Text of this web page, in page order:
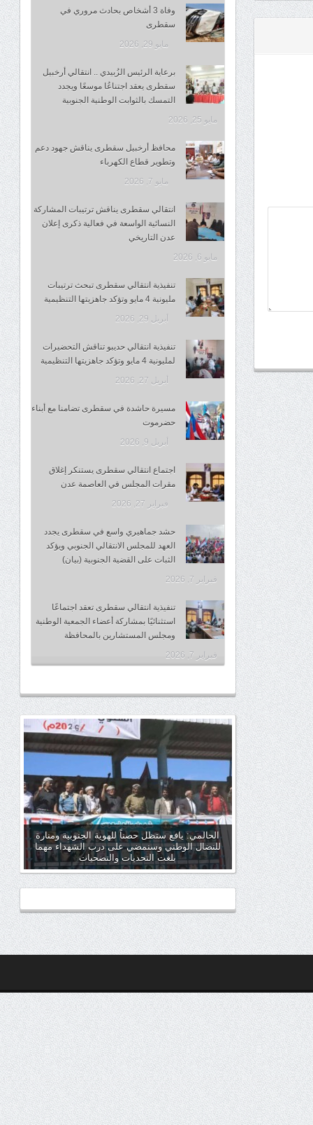
وفاة 3 أشخاص بحادث مروري في
سقطرى
مايو 29, 2026
برعاية الرئيس الزُبيدي .. انتقالي أرخبيل
سقطرى يعقد اجتناعُا موسعًا ويجدد
التمسك بالثوابت الوطنية الجنوبية
مايو 25, 2026
محافظ أرخبيل سقطرى يناقش جهود دعم
وتطوير قطاع الكهرباء
مايو 7, 2026
انتقالي سقطرى يناقش ترتيبات المشاركة
النسائية الواسعة في فعالية ذكرى إعلان
عدن التاريخي
مايو 6, 2026
تنفيذية انتقالي سقطرى تبحث ترتيبات
مليونية 4 مايو وتؤكد جاهزيتها التنظيمية
أبريل 29, 2026
تنفيذية انتقالي حديبو تناقش التحضيرات
لمليونية 4 مايو وتؤكد جاهزيتها التنظيمية
أبريل 27, 2026
مسيرة حاشدة في سقطرى تضامنا مع أبناء
حضرموت
أبريل 9, 2026
اجتماع انتقالي سقطرى يستنكر إغلاق
مقرات المجلس في العاصمة عدن
فبراير 27, 2026
حشد جماهيري واسع في سقطرى يجدد
العهد للمجلس الانتقالي الجنوبي ويؤكد
الثبات على القضية الجنوبية (بيان)
فبراير 7, 2026
تنفيذية انتقالي سقطرى تعقد اجتماعًا
استثنائيًا بمشاركة أعضاء الجمعية الوطنية
ومجلس المستشارين بالمحافظة
فبراير 7, 2026
الحالمي: يافع ستظل حصناً للهوية الجنوبية ومنارة
للنضال الوطني وسنمضي على درب الشهداء مهما
بلغت التحديات والتضحيات